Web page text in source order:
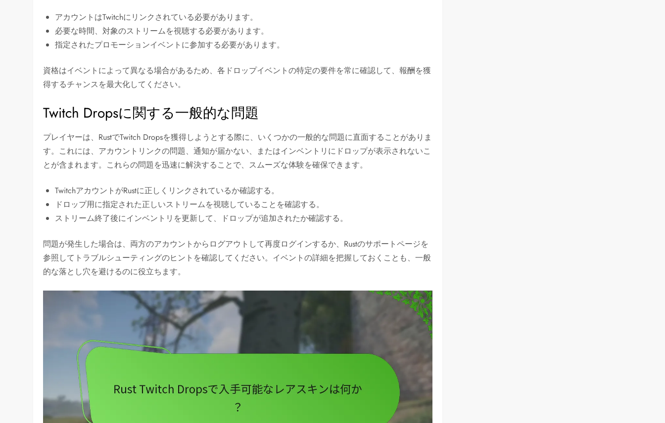
アカウントはTwitchにリンクされている必要があります。
必要な時間、対象のストリームを視聴する必要があります。
指定されたプロモーションイベントに参加する必要があります。
資格はイベントによって異なる場合があるため、各ドロップイベントの特定の要件を常に確認して、報酬を獲
得するチャンスを最大化してください。
Twitch Dropsに関する一般的な問題
プレイヤーは、RustでTwitch Dropsを獲得しようとする際に、いくつかの一般的な問題に直面することがありま
す。これには、アカウントリンクの問題、通知が届かない、またはインベントリにドロップが表示されないこ
とが含まれます。これらの問題を迅速に解決することで、スムーズな体験を確保できます。
TwitchアカウントがRustに正しくリンクされているか確認する。
ドロップ用に指定された正しいストリームを視聴していることを確認する。
ストリーム終了後にインベントリを更新して、ドロップが追加されたか確認する。
問題が発生した場合は、両方のアカウントからログアウトして再度ログインするか、Rustのサポートページを
参照してトラブルシューティングのヒントを確認してください。イベントの詳細を把握しておくことも、一般
的な落とし穴を避けるのに役立ちます。